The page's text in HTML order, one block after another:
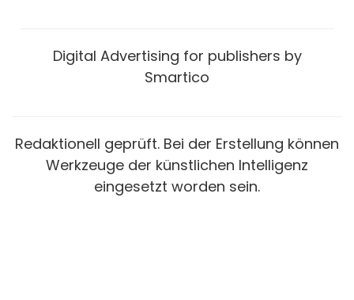
Digital Advertising for publishers by
Smartico
Redaktionell geprüft. Bei der Erstellung können
Werkzeuge der künstlichen Intelligenz
eingesetzt worden sein.